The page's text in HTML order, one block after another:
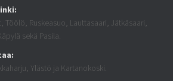
Töölö, Ruskeasuo, Lauttasaari, Jätkäsaari,
sekä Pasila.
Ylästö ja Kartanokoski.